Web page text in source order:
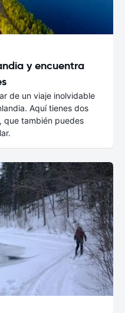
y encuentra
de un viaje inolvidable
Aquí tienes dos
que también puedes